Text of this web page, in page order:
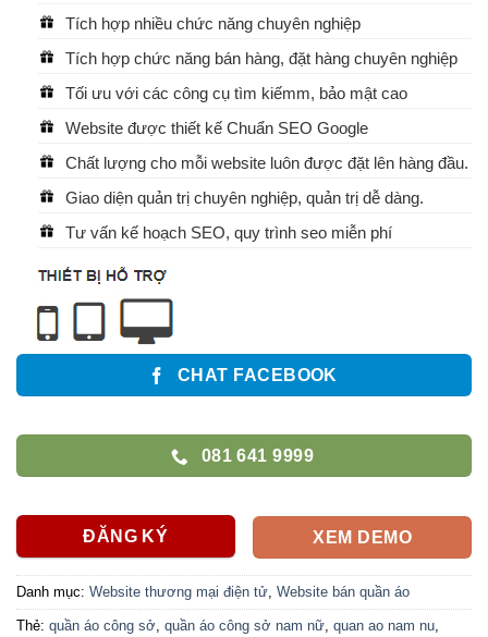
Tích hợp nhiều chức năng chuyên nghiệp
Tích hợp chức năng bán hàng, đặt hàng chuyên nghiệp
Tối ưu với các công cụ tìm kiếmm, bảo mật cao
Website được thiết kế Chuẩn SEO Google
Chất lượng cho mỗi website luôn được đặt lên hàng đầu.
Giao diện quản trị chuyên nghiệp, quản trị dễ dàng.
Tư vấn kế hoạch SEO, quy trình seo miễn phí
CHAT FACEBOOK
081 641 9999
ĐĂNG KÝ XEM DEMO
Danh mục: Website thương mại điện tử Website bán quần áo
Thẻ: quần áo công sở quần áo công sở nam nữ quan ao nam nu